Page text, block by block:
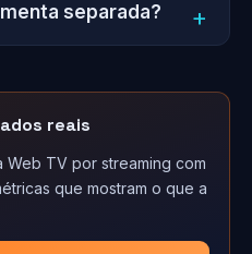
separada?
reais
Web TV por streaming com
que mostram o que a